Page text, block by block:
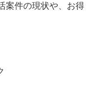
案件の現状や、お得